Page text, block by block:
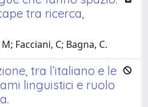
tra ricerca,
Facciani, C; Bagna, C.
tra l’italiano e le
linguistici e ruolo